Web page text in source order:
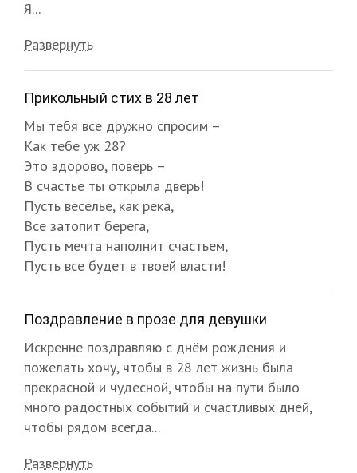
Я...
Развернуть
Прикольный стих в 28 лет
Мы тебя все дружно спросим –
Как тебе уж 28?
Это здорово, поверь –
В счастье ты открыла дверь!
Пусть веселье, как река,
Все затопит берега,
Пусть мечта наполнит счастьем,
Пусть все будет в твоей власти!
Поздравление в прозе для девушки
Искренне поздравляю с днём рождения и
пожелать хочу, чтобы в 28 лет жизнь была
прекрасной и чудесной, чтобы на пути было
много радостных событий и счастливых дней,
чтобы рядом всегда...
Развернуть